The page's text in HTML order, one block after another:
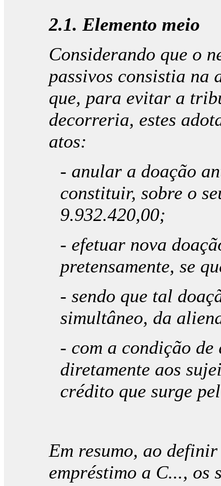
2.1. Elemento meio
Considerando que o
passivos consistia na
que, para evitar a
decorreria, estes
atos:
- anular a doação
constituir, sobre o
9.932.420,00;
- efetuar nova
pretensamente, se
- sendo que tal
simultâneo, da
- com a condição
diretamente aos
crédito que surge
Em resumo, ao
empréstimo a C..., os